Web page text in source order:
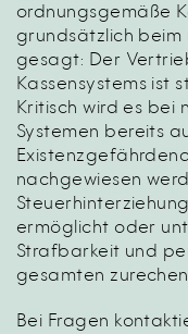
ordnungsgemäße
grundsätzlich beim
gesagt: Der
Kassensystems ist
Kritisch wird es bei
Systemen bereits
nachgewiesen
ermöglicht oder
Strafbarkeit und
gesamten
Bei Fragen